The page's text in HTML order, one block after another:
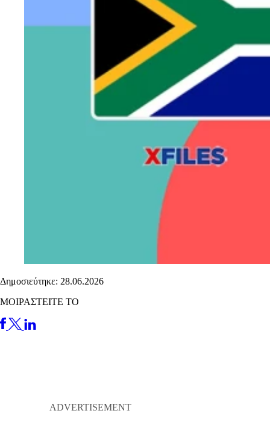
Δημοσιεύτηκε: 28.06.2026
ΜΟΙΡΑΣΤΕΙΤΕ ΤΟ